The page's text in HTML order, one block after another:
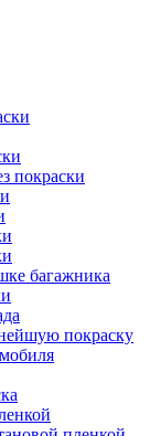
покраски
багажника
покраску